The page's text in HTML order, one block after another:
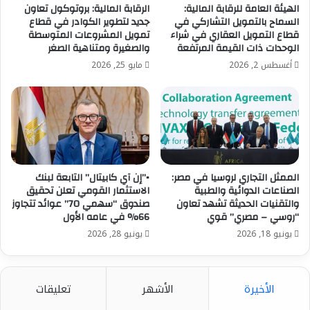
الرقمية التي يقدمها البريد المصري، بما يعزز من قدرة
القطاع على الوصول إلى شرائح أوسع من المستخدمين
لتعزيز نسب الشمول المالي ورفع كفاءة الخدمات المالية.
وتطرقت الحلقة إلى عدد من التحديات المرتبطة باستدامة
نمو قطاع التكنولوجيا المالية، من أبرزها الأمن السيبراني،
وحماية البيانات، وتعزيز الثقافة المالية والرقمية، وتوسيع
نطاق الخدمات في المناطق الأكثر احتياجًا، فضلًا عن أهمية
الانتقال من التركيز على إتاحة الخدمات المالية إلى قياس
مستويات الاستخدام الفعلي لها.
كما أكدت أن الجهود التنظيمية المؤسسية التي يقودها
البنك المركزي المصري والهيئة العامة للرقابة المالية
أسهمت في بناء بيئة داعمة للابتكار المالي، من خلال تطوير
الرقمية، وإطلاق المبادرات المحفزة للمنافسة والاستثمار.
وفي ختام الحلقة، تم التأكيد على أن التكنولوجيا المالية
الهيئة العامة للرقابة المالية:
السماح بالتمويل التشاركي في
قطاع التمويل العقاري في شراء
الوحدات ذات القيمة المرتفعة
أغسطس 2, 2026
الرقابة المالية: بروتوكول تعاون
جديد لتطوير الكوادر في قطاع
تمويل المشروعات المتوسطة
والصغيرة ومتناهية الصغر
مايو 25, 2026
الممثل التجاري لروسيا في مصر:
الصناعات الدوائیة والطبیة
والتقنیات الحدیثة تشهد تعاون
“روسي – مصري” قوي
يونيو 18, 2026
▪︎”إن آي كابيتال” التابعة لبنك
الاستثمار القومي تعلن تحقيق
صندوق “سهمي 70” عوائد تتجاوز
66% في عامه الأول
يونيو 28, 2026
الأخيرة الأشهر تعليقات